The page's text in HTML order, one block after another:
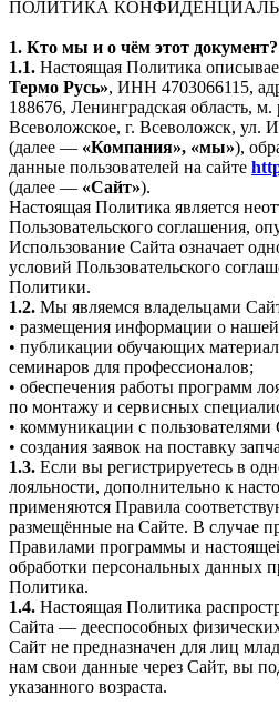
ПОЛИТИКА
1. Кто мы и о чём этот документ?
1.1. Настоящая Политика
Термо Русь», ИНН 4703066115,
188676, Ленинградская область,
Всеволожское, г. Всеволожск, ул.
(далее — «Компания», «мы»),
данные пользователей на сайте
(далее — «Сайт»).
Настоящая Политика является
Пользовательского соглашения,
Использование Сайта означает
условий Пользовательского
Политики.
1.2. Мы являемся владельцами
• размещения информации о
• публикации обучающих
семинаров для профессионалов;
• обеспечения работы программ
по монтажу и сервисных
• коммуникации с пользователями
• создания заявок на поставку
1.3. Если вы регистрируетесь в
лояльности, дополнительно к
применяются Правила
размещённые на Сайте. В случае
Правилами программы и
обработки персональных данных
Политика.
1.4. Настоящая Политика
Сайта — дееспособных
Сайт не предназначен для лиц
нам свои данные через Сайт, вы
указанного возраста.